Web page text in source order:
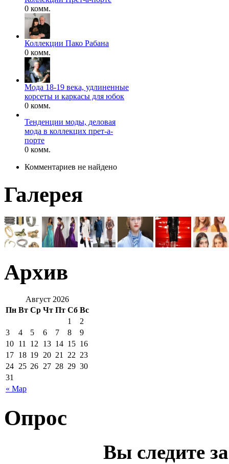
0 комм.
Коллекции Пако Рабана
0 комм.
Мода 18-19 века, удлиненные
корсеты и каркасы для юбок
0 комм.
Тенденции моды, деловая
мода в коллекцих прет-а-
порте
0 комм.
Комментариев не найдено
Галерея
Архив
Август 2026
Пн Вт Ср Чт Пт Сб Вс
« Мар
1
2
3
4 5 6 7 8
9
10 11 12 13 14 15 16
17 18 19 20 21 22 23
24 25 26 27 28 29 30
31
Опрос
Вы следите